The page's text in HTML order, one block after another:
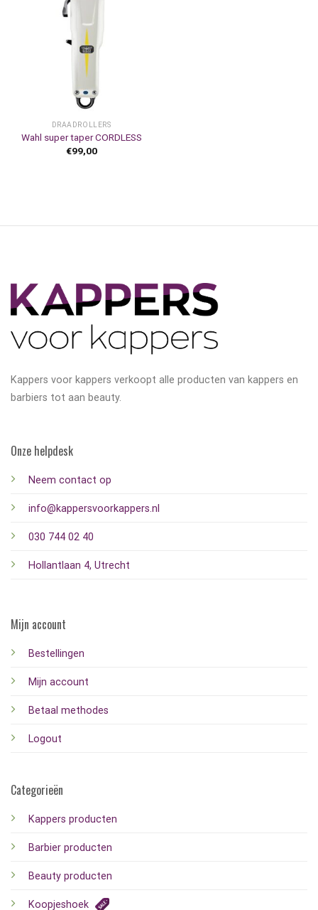
DRAADROLLERS
Wahl super taper CORDLESS
€99,00
Kappers voor kappers verkoopt alle producten van kappers en
barbiers tot aan beauty.
Onze helpdesk
Neem contact op
info@kappersvoorkappers.nl
030 744 02 40
Hollantlaan 4, Utrecht
Mijn account
Bestellingen
Mijn account
Betaal methodes
Logout
Categorieën
Kappers producten
Barbier producten
Beauty producten
Koopjeshoek